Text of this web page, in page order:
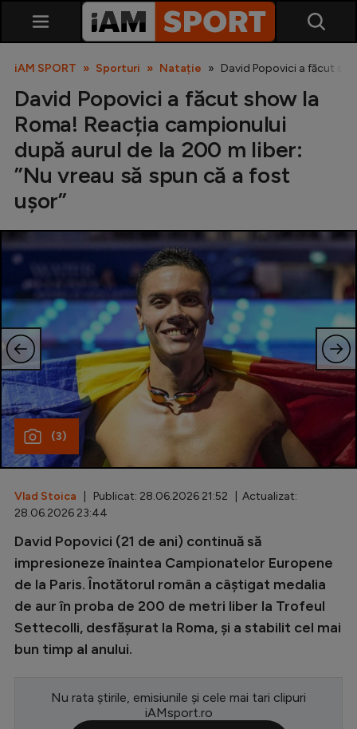
Liga 2
Cupa României
Echipa Națională
U21
Fotbal feminin
Special
Diverse
Inedit
Champions League
Europa League
Conference League
CM 2026
LaLiga
iAM SPORT Sporturi Natație David Popovici a făcut
David Popovici a făcut show la
Roma! Reacția campionului
după aurul de la 200 m liber:
”Nu vreau să spun că a fost
ușor”
(3)
Vlad Stoica | Publicat: 28.06.2026 21:52 | Actualizat:
28.06.2026 23:44
David Popovici (21 de ani) continuă să
impresioneze înaintea Campionatelor Europene
de la Paris. Înotătorul român a câștigat medalia
de aur în proba de 200 de metri liber la Trofeul
Settecolli, desfășurat la Roma, și a stabilit cel mai
bun timp al anului.
Nu rata știrile, emisiunile și cele mai tari clipuri
iAMsport.ro